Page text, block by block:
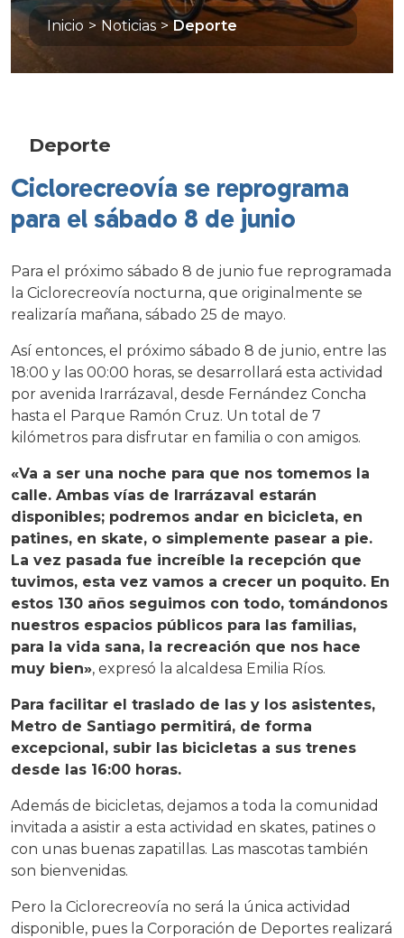
Inicio > Noticias > Deporte
Deporte
Ciclorecreovía se reprograma
para el sábado 8 de junio
Para el próximo sábado 8 de junio fue reprogramada
la Ciclorecreovía nocturna, que originalmente se
realizaría mañana, sábado 25 de mayo.
Así entonces, el próximo sábado 8 de junio, entre las
18:00 y las 00:00 horas, se desarrollará esta actividad
por avenida Irarrázaval, desde Fernández Concha
hasta el Parque Ramón Cruz. Un total de 7
kilómetros para disfrutar en familia o con amigos.
«Va a ser una noche para que nos tomemos la
calle. Ambas vías de Irarrázaval estarán
disponibles; podremos andar en bicicleta, en
patines, en skate, o simplemente pasear a pie.
La vez pasada fue increíble la recepción que
tuvimos, esta vez vamos a crecer un poquito. En
estos 130 años seguimos con todo, tomándonos
nuestros espacios públicos para las familias,
para la vida sana, la recreación que nos hace
muy bien», expresó la alcaldesa Emilia Ríos.
Para facilitar el traslado de las y los asistentes,
Metro de Santiago permitirá, de forma
excepcional, subir las bicicletas a sus trenes
desde las 16:00 horas.
Además de bicicletas, dejamos a toda la comunidad
invitada a asistir a esta actividad en skates, patines o
con unas buenas zapatillas. Las mascotas también
son bienvenidas.
Pero la Ciclorecreovía no será la única actividad
disponible, pues la Corporación de Deportes realizará